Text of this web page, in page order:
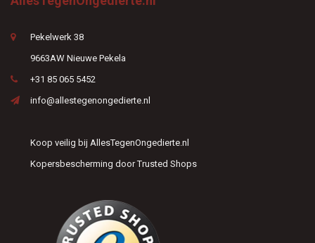
Pekelwerk 38
9663AW Nieuwe Pekela
+31 85 065 5452
info@allestegenongedierte.nl
Koop veilig bij AllesTegenOngedierte.nl
Kopersbescherming door Trusted Shops